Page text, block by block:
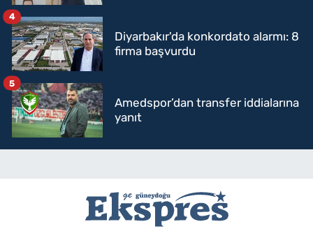
Diyarbakır'da konkordato alarmı: 8
firma başvurdu
4
Amedspor’dan transfer iddialarına
yanıt
5